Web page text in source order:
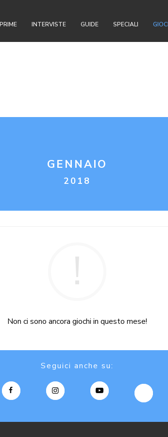
INTERVISTE GUIDE SPECIALI
GENNAIO
2018
Non ci sono ancora giochi in questo mese!
Seguici anche su: